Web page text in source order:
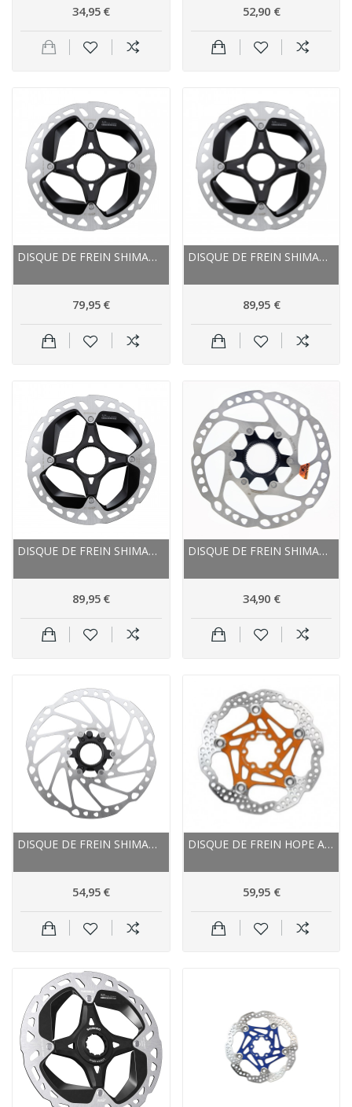
34,95 € 52,90 €
DISQUE DE FREIN SHIMANO ÉTOILE ALU ROUTE VTT MT...
79,95 €
DISQUE DE FREIN SHIMANO ÉTOILE ALU VTT MT 900...
89,95 €
DISQUE DE FREIN SHIMANO ÉTOILE ALU VTT MT 900...
89,95 €
DISQUE DE FREIN SHIMANO ACIER INOX SLX SM-RT64
34,90 €
DISQUE DE FREIN SHIMANO ACIER VAE RT EM600 AIMANT
54,95 €
DISQUE DE FREIN HOPE ACIER INOX NEW STANDARD
59,95 €